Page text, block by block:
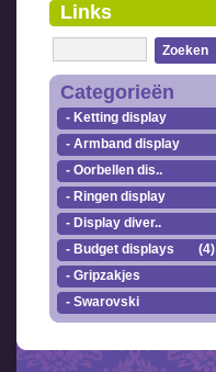
Links
Zoeken
Categorieën
- Ketting display
- Armband display
- Oorbellen dis..
- Ringen display
- Display diver..
- Budget displays
(4)
- Gripzakjes
- Swarovski